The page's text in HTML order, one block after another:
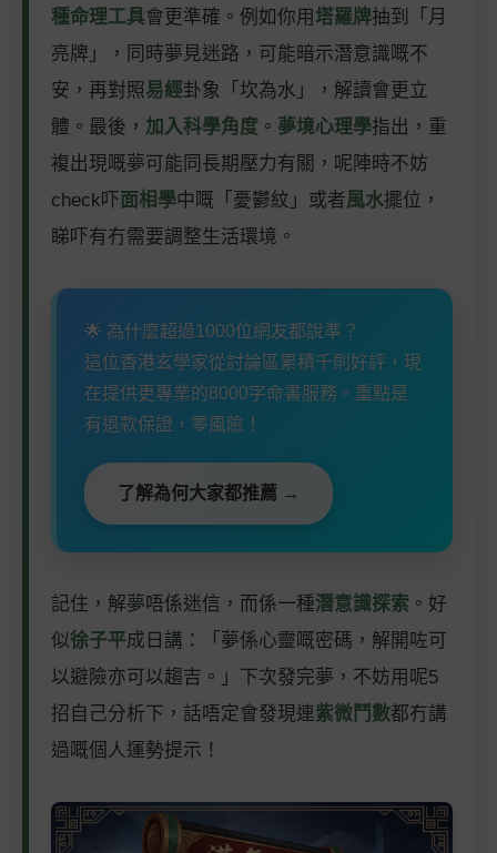
種命理工具會更準確。例如你用 塔羅牌抽到「月
亮牌」，同時夢見迷路，可能暗示潛意識嘅不
安，再對照易經卦象「坎為水」，解讀會更立
體。最後， 加入科學角度 。 夢境心理學指出，重
複出現嘅夢可能同長期壓力有關，呢陣時不妨
check吓面相學中嘅「憂鬱紋」或者風水擺位，
睇吓有冇需要調整生活環境。
🌟 為什麼超過1000位網友都說準？
這位香港玄學家從討論區累積千則好評，現
在提供更專業的8000字命書服務。重點是
有退款保證，零風險！
了解為何大家都推薦 →
記住，解夢唔係迷信，而係一種潛意識探索 。好
似徐子平成日講：「夢係心靈嘅密碼，解開咗可
以避險亦可以趨吉。」下次發完夢，不妨用呢5
招自己分析下，話唔定會發現連紫微鬥數都冇講
過嘅個人運勢提示！